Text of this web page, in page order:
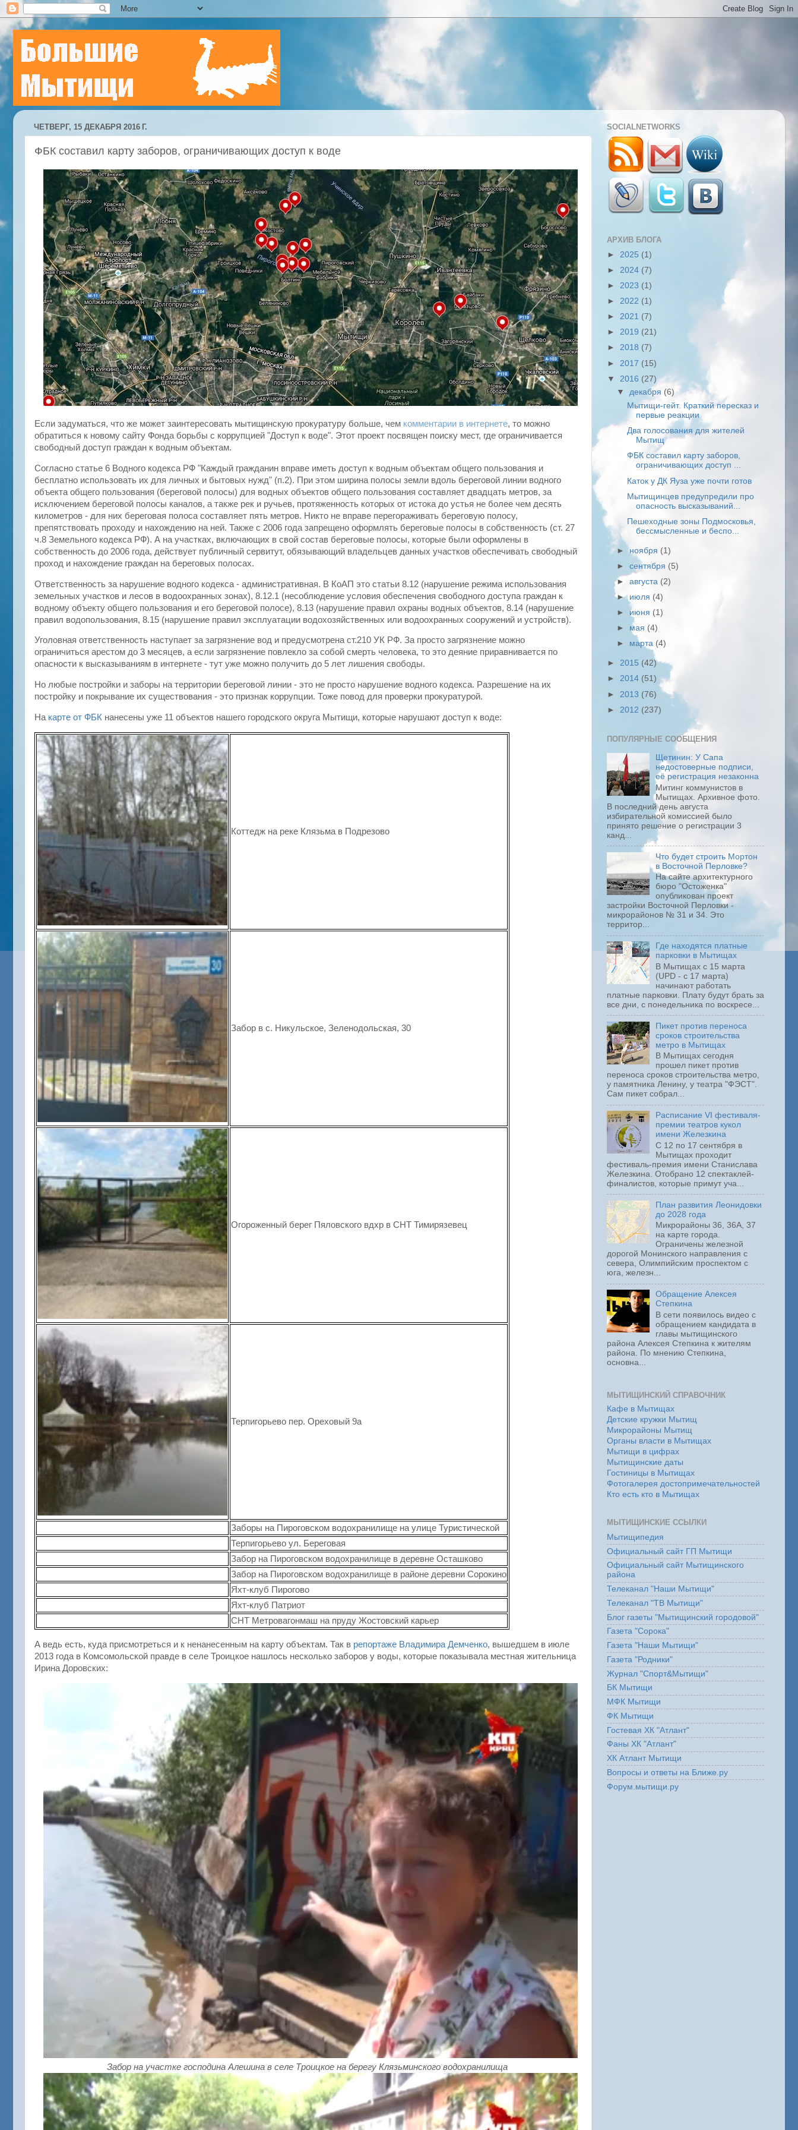
ЧЕТВЕРГ, 15 ДЕКАБРЯ 2016 Г.
ФБК составил карту заборов, ограничивающих доступ к воде
Если задуматься, что же может заинтересовать мытищинскую прокуратуру больше, чем комментарии в интернете, то можно
обратиться к новому сайту Фонда борьбы с коррупцией "Доступ к воде". Этот проект посвящен поиску мест, где ограничивается
свободный доступ граждан к водным объектам.
Согласно статье 6 Водного кодекса РФ "Каждый гражданин вправе иметь доступ к водным объектам общего пользования и
бесплатно использовать их для личных и бытовых нужд" (п.2). При этом ширина полосы земли вдоль береговой линии водного
объекта общего пользования (береговой полосы) для водных объектов общего пользования составляет двадцать метров, за
исключением береговой полосы каналов, а также рек и ручьев, протяженность которых от истока до устья не более чем десять
километров - для них береговая полоса составляет пять метров. Никто не вправе перегораживать береговую полосу,
препятствовать проходу и нахождению на ней. Также с 2006 года запрещено оформлять береговые полосы в собственность (ст. 27
ч.8 Земельного кодекса РФ). А на участках, включающих в свой состав береговые полосы, которые были оформлены в
собственность до 2006 года, действует публичный сервитут, обязывающий владельцев данных участков обеспечивать свободный
проход и нахождение граждан на береговых полосах.
Ответственность за нарушение водного кодекса - административная. В КоАП это статьи 8.12 (нарушение режима использования
земельных участков и лесов в водоохранных зонах), 8.12.1 (несоблюдение условия обеспечения свободного доступа граждан к
водному объекту общего пользования и его береговой полосе), 8.13 (нарушение правил охраны водных объектов, 8.14 (нарушение
правил водопользования, 8.15 (нарушение правил эксплуатации водохозяйственных или водоохранных сооружений и устройств).
Уголовная ответственность наступает за загрязнение вод и предусмотрена ст.210 УК РФ. За просто загрязнение можно
ограничиться арестом до 3 месяцев, а если загрязнение повлекло за собой смерть человека, то это деяние приравнивается по
опасности к высказываниям в интернете - тут уже можно получить до 5 лет лишения свободы.
Но любые постройки и заборы на территории береговой линии - это не просто нарушение водного кодекса. Разрешение на их
постройку и покрывание их существования - это признак коррупции. Тоже повод для проверки прокуратурой.
На карте от ФБК нанесены уже 11 объектов нашего городского округа Мытищи, которые нарушают доступ к воде:
Коттедж на реке Клязьма в Подрезово
Забор в с. Никульское, Зеленодольская, 30
Огороженный берег Пяловского вдхр в СНТ Тимирязевец
Терпигорьево пер. Ореховый 9а
Заборы на Пироговском водохранилище на улице Туристической
Терпигорьево ул. Береговая
Забор на Пироговском водохранилище в деревне Осташково
Забор на Пироговском водохранилище в районе деревни Сорокино
Яхт-клуб Пирогово
Яхт-клуб Патриот
СНТ Метровагонмаш на пруду Жостовский карьер
А ведь есть, куда присмотреться и к ненанесенным на карту объектам. Так в репортаже Владимира Демченко, вышедшем в июле
2013 года в Комсомольской правде в селе Троицкое нашлось несколько заборов у воды, которые показывала местная жительница
Ирина Доровских:
Забор на участке господина Алешина в селе Троицкое на берегу Клязьминского водохранилища
SOCIALNETWORKS
АРХИВ БЛОГА
► 2025 (1)
► 2024 (7)
► 2023 (1)
► 2022 (1)
► 2021 (7)
► 2019 (21)
► 2018 (7)
► 2017 (15)
▼ 2016 (27)
▼декабря (6)
Мытищи-гейт. Краткий пересказ и
первые реакции
Два голосования для жителей
Мытищ
ФБК составил карту заборов,
ограничивающих доступ ...
Каток у ДК Яуза уже почти готов
Мытищинцев предупредили про
опасность высказываний...
Пешеходные зоны Подмосковья,
бессмысленные и беспо...
► ноября (1)
►сентября (5)
►августа (2)
► июля (4)
► июня (1)
► мая (4)
► марта (4)
► 2015 (42)
► 2014 (51)
► 2013 (76)
► 2012 (237)
ПОПУЛЯРНЫЕ СООБЩЕНИЯ
Щетинин: У Сапа
недостоверные подписи,
её регистрация незаконна
Митинг коммунистов в
Мытищах. Архивное фото.
В последний день августа
избирательной комиссией было
принято решение о регистрации 3
канд...
Что будет строить Мортон
в Восточной Перловке?
На сайте архитектурного
бюро "Остоженка"
опубликован проект
застройки Восточной Перловки -
микрорайонов № 31 и 34. Это
территор...
Где находятся платные
парковки в Мытищах
В Мытищах с 15 марта
(UPD - с 17 марта)
начинают работать
платные парковки. Плату будут брать за
все дни, с понедельника по воскресе...
Пикет против переноса
сроков строительства
метро в Мытищах
В Мытищах сегодня
прошел пикет против
переноса сроков строительства метро,
у памятника Ленину, у театра "ФЭСТ".
Сам пикет собрал...
Расписание VI фестиваля-
премии театров кукол
имени Железкина
С 12 по 17 сентября в
Мытищах проходит
фестиваль-премия имени Станислава
Железкина. Отобрано 12 спектаклей-
финалистов, которые примут уча...
План развития Леонидовки
до 2028 года
Микрорайоны 36, 36А, 37
на карте города.
Ограничены железной
дорогой Монинского направления с
севера, Олимпийским проспектом с
юга, железн...
Обращение Алексея
Степкина
В сети появилось видео с
обращением кандидата в
главы мытищинского
района Алексея Степкина к жителям
района. По мнению Степкина,
основна...
МЫТИЩИНСКИЙ СПРАВОЧНИК
Кафе в Мытищах
Детские кружки Мытищ
Микрорайоны Мытищ
Органы власти в Мытищах
Мытищи в цифрах
Мытищинские даты
Гостиницы в Мытищах
Фотогалерея достопримечательностей
Кто есть кто в Мытищах
МЫТИЩИНСКИЕ ССЫЛКИ
Мытищипедия
Официальный сайт ГП Мытищи
Официальный сайт Мытищинского
района
Телеканал "Наши Мытищи"
Телеканал "ТВ Мытищи"
Блог газеты "Мытищинский городовой"
Газета "Сорока"
Газета "Наши Мытищи"
Газета "Родники"
Журнал "Спорт&Мытищи"
БК Мытищи
МФК Мытищи
ФК Мытищи
Гостевая ХК "Атлант"
Фаны ХК "Атлант"
ХК Атлант Мытищи
Вопросы и ответы на Ближе.ру
Форум.мытищи.ру